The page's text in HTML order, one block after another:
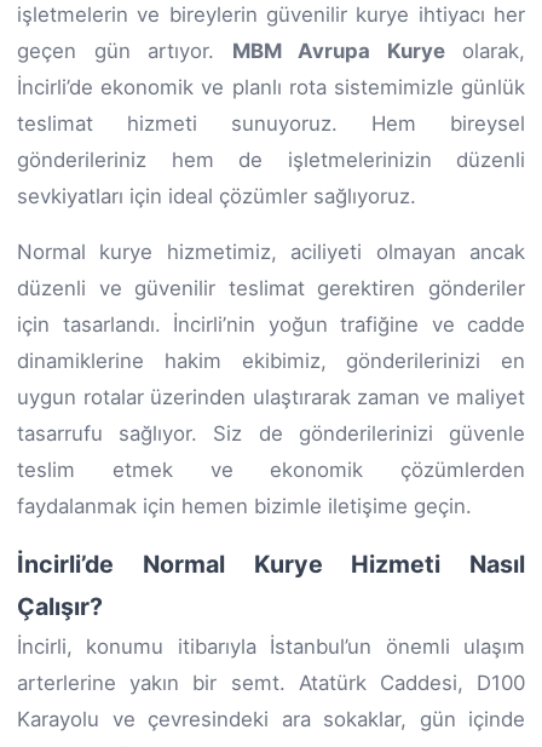
işletmelerin ve bireylerin güvenilir kurye ihtiyacı her
geçen gün artıyor. MBM Avrupa Kuryeolarak,
İncirli’de ekonomik ve planlı rota sistemimizle günlük
teslimat hizmeti sunuyoruz. Hem bireysel
gönderileriniz hem de işletmelerinizin düzenli
sevkiyatları için ideal çözümler sağlıyoruz.
Normal kurye hizmetimiz, aciliyeti olmayan ancak
düzenli ve güvenilir teslimat gerektiren gönderiler
için tasarlandı. İncirli’nin yoğun trafiğine ve cadde
dinamiklerine hakim ekibimiz, gönderilerinizi en
uygun rotalar üzerinden ulaştırarak zaman ve maliyet
tasarrufu sağlıyor. Siz de gönderilerinizi güvenle
teslim etmek ve ekonomik çözümlerden
faydalanmak için hemen bizimle iletişime geçin.
İncirli’de Normal Kurye Hizmeti Nasıl
Çalışır?
İncirli, konumu itibarıyla İstanbul’un önemli ulaşım
arterlerine yakın bir semt. Atatürk Caddesi, D100
Karayolu ve çevresindeki ara sokaklar, gün içinde